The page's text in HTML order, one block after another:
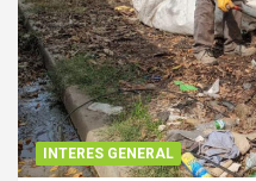
INTERES GENERAL